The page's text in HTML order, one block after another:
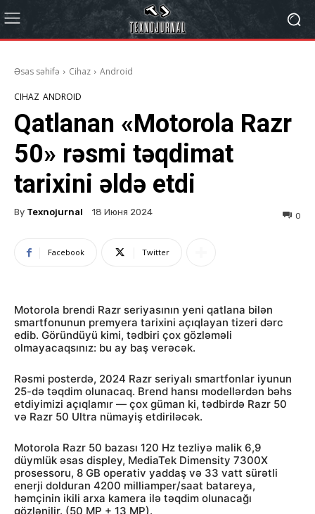
Əsas səhifə Cihaz Android
CIHAZ ANDROID
Qatlanan «Motorola Razr
50» rəsmi təqdimat
tarixini əldə etdi
By Texnojurnal 18 Июня 2024 0
Facebook Twitter
Motorola brendi Razr seriyasının yeni qatlana bilən
smartfonunun premyera tarixini açıqlayan tizeri dərc
edib. Göründüyü kimi, tədbiri çox gözləməli
olmayacaqsınız: bu ay baş verəcək.
Rəsmi posterdə, 2024 Razr seriyalı smartfonlar iyunun
25-də təqdim olunacaq. Brend hansı modellərdən bəhs
etdiyimizi açıqlamır — çox güman ki, tədbirdə Razr 50
və Razr 50 Ultra nümayiş etdiriləcək.
Motorola Razr 50 bazası 120 Hz tezliyə malik 6,9
düymlük əsas displey, MediaTek Dimensity 7300X
prosessoru, 8 GB operativ yaddaş və 33 vatt sürətli
enerji dolduran 4200 milliamper/saat batareya,
həmçinin ikili arxa kamera ilə təqdim olunacağı
gözlənilir. (50 MP + 13 MP).